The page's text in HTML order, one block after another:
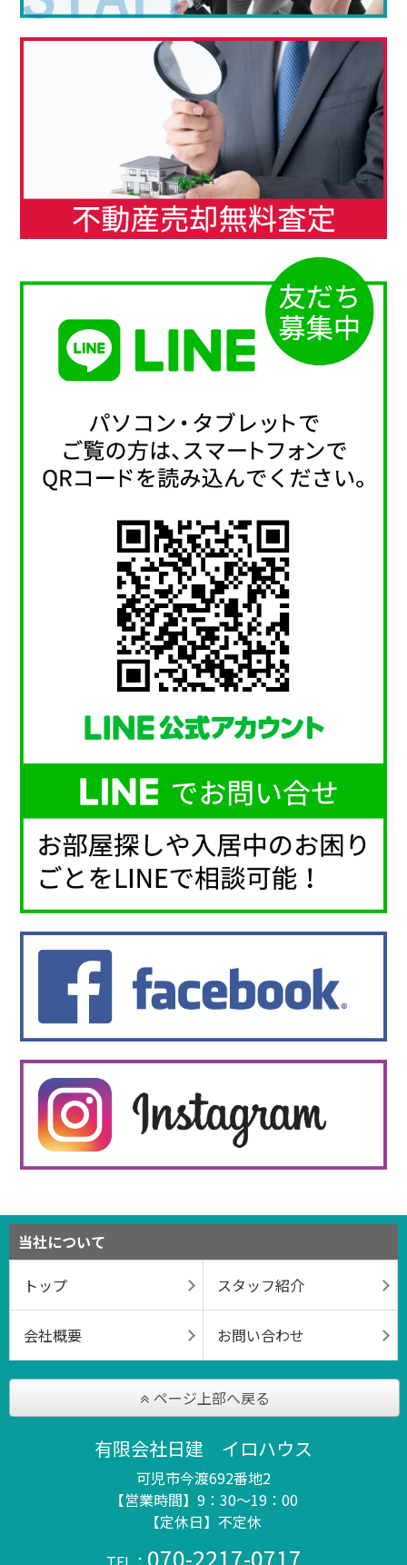
当社について
トップ
スタッフ紹介
会社概要 お問い合わせ
ページ上部へ戻る
有限会社日建 イロハウス
可児市今渡692番地2
【営業時間】9：30～19：00
【定休日】不定休
070-2217-0717